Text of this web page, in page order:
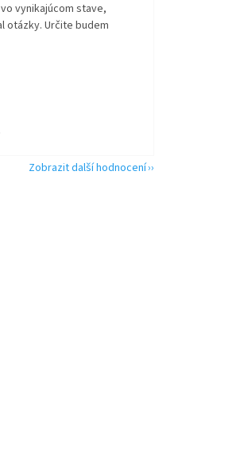
vynikajúcom stave,
otázky. Určite budem
z 5 hvězdiček.
Zobrazit další hodnocení